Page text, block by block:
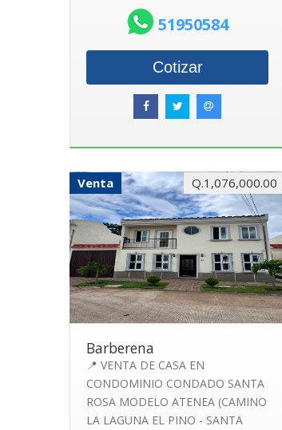
51950584
Cotizar
Venta Q.1,076,000.00
Barberena
📍 VENTA DE CASA EN
CONDOMINIO CONDADO SANTA
ROSA MODELO ATENEA (CAMINO
LA LAGUNA EL PINO - SANTA